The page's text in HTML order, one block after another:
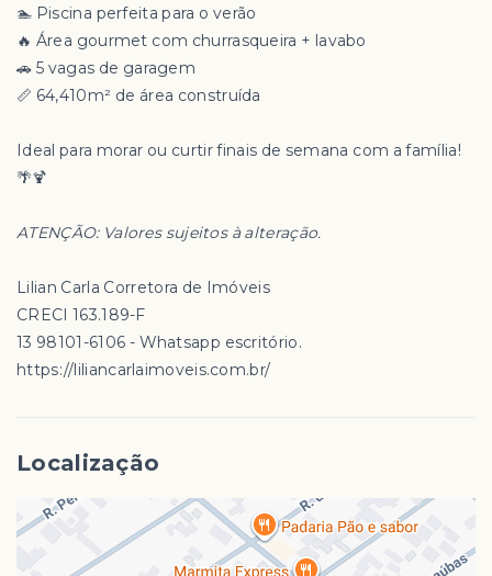
🏊 Piscina perfeita para o verão
🔥 Área gourmet com churrasqueira + lavabo
🚗 5 vagas de garagem
📏 64,410m² de área construída
Ideal para morar ou curtir finais de semana com a família!
🌴🍹
ATENÇÃO: Valores sujeitos à alteração.
Lilian Carla Corretora de Imóveis
CRECI 163.189-F
13 98101-6106 - Whatsapp escritório.
https://liliancarlaimoveis.com.br/
Localização